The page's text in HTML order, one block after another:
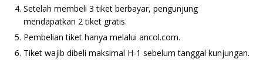
Setelah membeli 3 tiket berbayar, pengunjung
mendapatkan 2 tiket gratis.
Pembelian tiket hanya melalui ancol.com.
Tiket wajib dibeli maksimal H-1 sebelum tanggal kunjungan.